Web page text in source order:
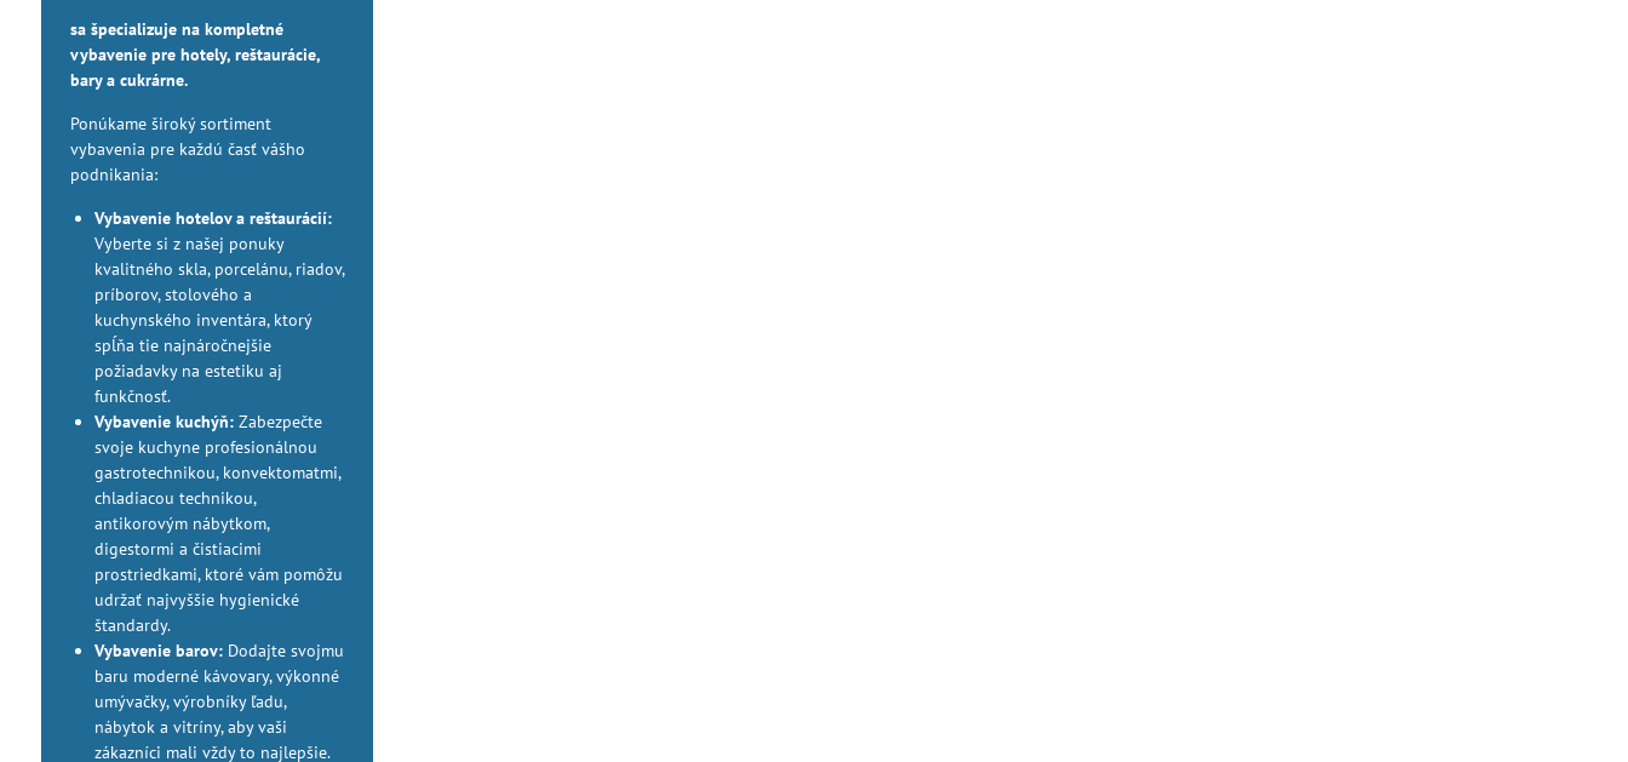
sa špecializuje na kompletné
vybavenie pre hotely, reštaurácie,
bary a cukrárne.
Ponúkame široký sortiment
vybavenia pre každú časť vášho
podnikania:
Vybavenie hotelov a reštaurácií:
Vyberte si z našej ponuky
kvalitného skla, porcelánu, riadov,
príborov, stolového a
kuchynského inventára, ktorý
spĺňa tie najnáročnejšie
požiadavky na estetiku aj
funkčnosť.
Vybavenie kuchýň:Zabezpečte
svoje kuchyne profesionálnou
gastrotechnikou, konvektomatmi,
chladiacou technikou,
antikorovým nábytkom,
digestormi a čistiacimi
prostriedkami, ktoré vám pomôžu
udržať najvyššie hygienické
štandardy.
Vybavenie barov:Dodajte svojmu
baru moderné kávovary, výkonné
umývačky, výrobníky ľadu,
nábytok a vitríny, aby vaši
zákazníci mali vždy to najlepšie.